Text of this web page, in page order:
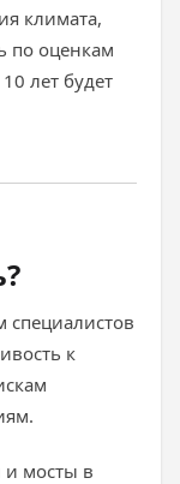
климата,
по оценкам
лет будет
специалистов
к
и мосты в